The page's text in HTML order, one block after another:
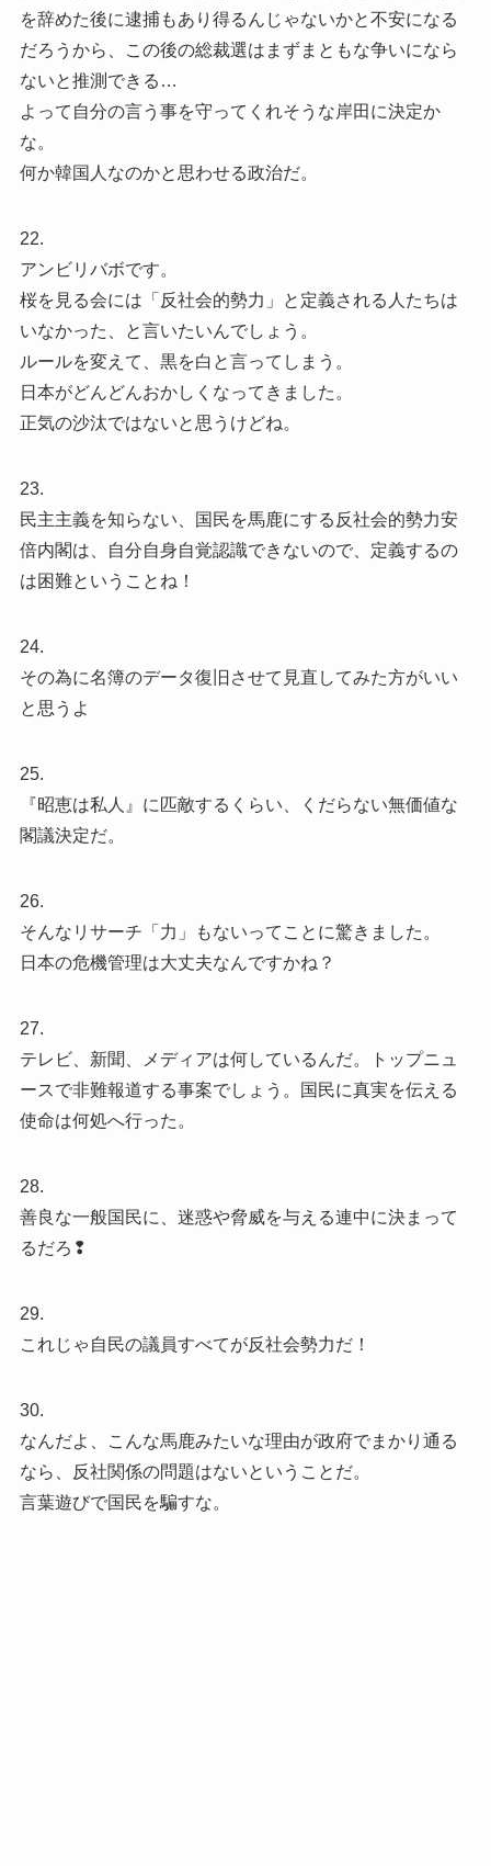
を辞めた後に逮捕もあり得るんじゃないかと不安になる
だろうから、この後の総裁選はまずまともな争いになら
ないと推測できる…
よって自分の言う事を守ってくれそうな岸田に決定か
な。
何か韓国人なのかと思わせる政治だ。
22.
アンビリバボです。
桜を見る会には「反社会的勢力」と定義される人たちは
いなかった、と言いたいんでしょう。
ルールを変えて、黒を白と言ってしまう。
日本がどんどんおかしくなってきました。
正気の沙汰ではないと思うけどね。
23.
民主主義を知らない、国民を馬鹿にする反社会的勢力安
倍内閣は、自分自身自覚認識できないので、定義するの
は困難ということね！
24.
その為に名簿のデータ復旧させて見直してみた方がいい
と思うよ
25.
『昭恵は私人』に匹敵するくらい、くだらない無価値な
閣議決定だ。
26.
そんなリサーチ「力」もないってことに驚きました。
日本の危機管理は大丈夫なんですかね？
27.
テレビ、新聞、メディアは何しているんだ。トップニュ
ースで非難報道する事案でしょう。国民に真実を伝える
使命は何処へ行った。
28.
善良な一般国民に、迷惑や脅威を与える連中に決まって
るだろ❢
29.
これじゃ自民の議員すべてが反社会勢力だ！
30.
なんだよ、こんな馬鹿みたいな理由が政府でまかり通る
なら、反社関係の問題はないということだ。
言葉遊びで国民を騙すな。